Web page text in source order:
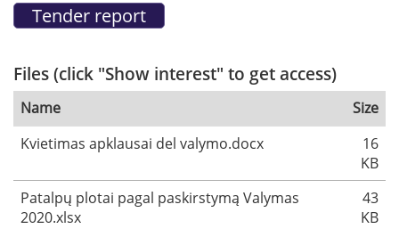
Files (click "Show interest" to get access)
Name
Size
Kvietimas apklausai del valymo.docx
16
KB
Patalpų plotai pagal paskirstymą Valymas
2020.xlsx
43
KB